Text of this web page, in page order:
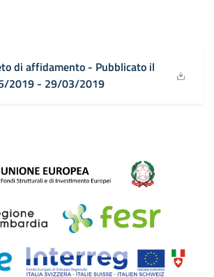
di affidamento - Pubblicato il
2019 - 29/03/2019